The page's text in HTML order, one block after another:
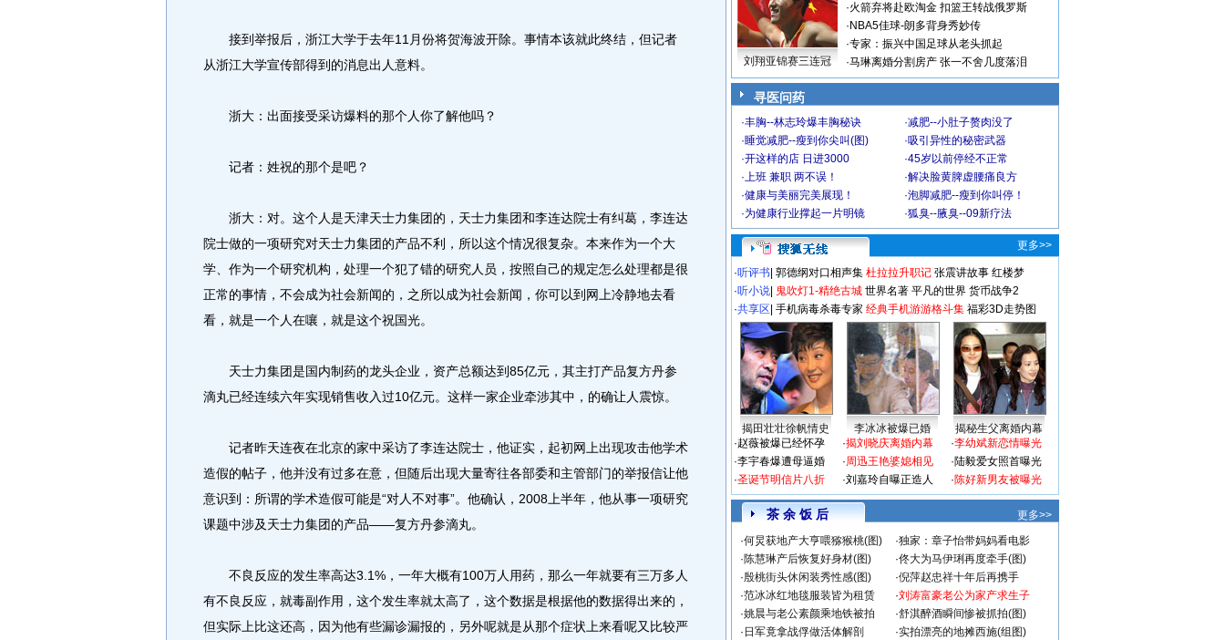
接到举报后，浙江大学于去年11月份将贺海波开除。事情本该就此终结，但记者
从浙江大学宣传部得到的消息出人意料。
浙大：出面接受采访爆料的那个人你了解他吗？
记者：姓祝的那个是吧？
浙大：对。这个人是天津天士力集团的，天士力集团和李连达院士有纠葛，李连达
院士做的一项研究对天士力集团的产品不利，所以这个情况很复杂。本来作为一个大
学、作为一个研究机构，处理一个犯了错的研究人员，按照自己的规定怎么处理都是很
正常的事情，不会成为社会新闻的，之所以成为社会新闻，你可以到网上冷静地去看
看，就是一个人在嚷，就是这个祝国光。
天士力集团是国内制药的龙头企业，资产总额达到85亿元，其主打产品复方丹参
滴丸已经连续六年实现销售收入过10亿元。这样一家企业牵涉其中，的确让人震惊。
记者昨天连夜在北京的家中采访了李连达院士，他证实，起初网上出现攻击他学术
造假的帖子，他并没有过多在意，但随后出现大量寄往各部委和主管部门的举报信让他
意识到：所谓的学术造假可能是“对人不对事”。他确认，2008上半年，他从事一项研究
课题中涉及天士力集团的产品——复方丹参滴丸。
不良反应的发生率高达3.1%，一年大概有100万人用药，那么一年就要有三万多人
有不良反应，就毒副作用，这个发生率就太高了，这个数据是根据他的数据得出来的，
但实际上比这还高，因为他有些漏诊漏报的，另外呢就是从那个症状上来看呢又比较严
刘翔亚锦赛三连冠
·火箭弃将赴欧淘金 扣篮王转战俄罗斯
· NBA5佳球-朗多背身秀妙传
·专家：振兴中国足球从老头抓起
·马琳离婚分割房产 张一不舍几度落泪
寻医问药
·丰胸--林志玲爆丰胸秘诀 ·减肥--小肚子赘肉没了
·睡觉减肥--瘦到你尖叫(图) ·吸引异性的秘密武器
·开这样的店 日进3000 ·45岁以前停经不正常
·上班 兼职 两不误！ ·解决脸黄脾虚腰痛良方
·健康与美丽完美展现！ ·泡脚减肥--瘦到你叫停！
·为健康行业撑起一片明镜 ·狐臭--腋臭--09新疗法
更多>>
·听评书 郭德纲对口相声集 杜拉拉升职记 张震讲故事 红楼梦
·听小说 鬼吹灯1-精绝古城 世界名著 平凡的世界 货币战争2
·共享区 手机病毒杀毒专家 经典手机游游格斗集 福彩3D走势图
揭田壮壮徐帆情史 李冰冰被爆已婚
揭秘生父离婚内幕
·赵薇被爆已经怀孕
·李宇春爆遭母逼婚
·圣诞节明信片八折
·揭刘晓庆离婚内幕
·周迅王艳婆媳相见
·刘嘉玲自曝正造人
·李幼斌新恋情曝光
·陆毅爱女照首曝光
·陈好新男友被曝光
茶 余 饭 后
更多>>
·何炅获地产大亨喂猕猴桃(图) ·独家：章子怡带妈妈看电影
·陈慧琳产后恢复好身材(图) ·佟大为马伊琍再度牵手(图)
·殷桃街头休闲装秀性感(图) ·倪萍赵忠祥十年后再携手
·范冰冰红地毯服装皆为租赁 ·刘涛富豪老公为家产求生子
·姚晨与老公素颜乘地铁被拍 ·舒淇醉酒瞬间惨被抓拍(图)
· 日军竟拿战俘做活体解剖 ·实拍漂亮的地摊西施(组图)